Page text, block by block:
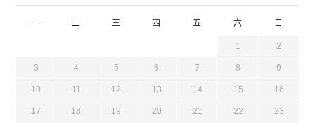
一 二 三 四 五 六 日
1 2
3 4 5 6 7 8 9
10 11 12 13 14 15 16
17 18 19 20 21 22 23